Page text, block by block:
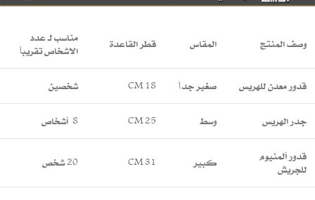
وصف المنتج المقاس قطر القاعدة
مناسب لـ عدد
الاشخاص تقريباً
قدور معدن للهريس صغير جداً 18 CM شخصين
جدر الهريس وسط 25 CM 8 أشخاص
قدور ألمنيوم
للجريش
كبير 31 CM 20 شخص